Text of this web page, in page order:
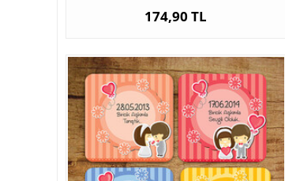
174,90 TL